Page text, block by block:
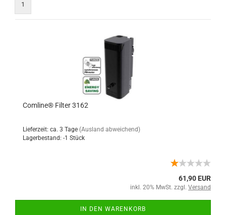
1
Comline® Filter 3162
Lieferzeit: ca. 3 Tage (Ausland abweichend)
Lagerbestand: -1 Stück
61,90 EUR
inkl. 20% MwSt. zzgl. Versand
IN DEN WARENKORB